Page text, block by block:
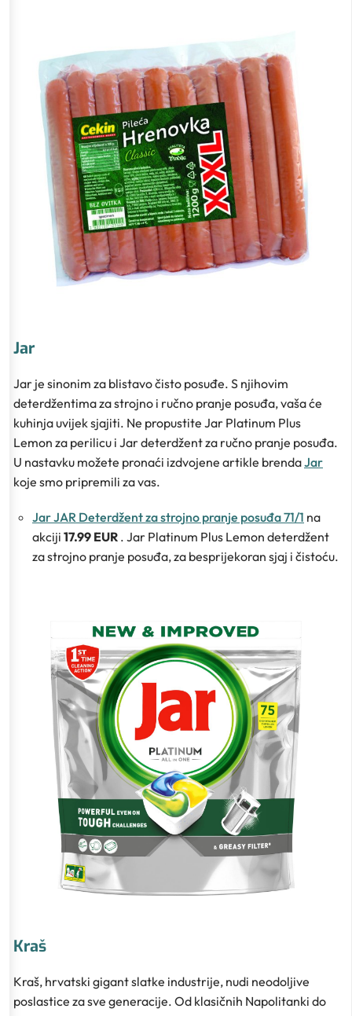
Jar
Jar je sinonim za blistavo čisto posuđe. S njihovim
deterdžentima za strojno i ručno pranje posuđa, vaša će
kuhinja uvijek sjajiti. Ne propustite Jar Platinum Plus
Lemon za perilicu i Jar deterdžent za ručno pranje posuđa.
U nastavku možete pronaći izdvojene artikle brendaJar
koje smo pripremili za vas.
Jar JAR Deterdžent za strojno pranje posuđa 71/1 na
akciji 17.99 EUR . Jar Platinum Plus Lemon deterdžent
za strojno pranje posuđa, za besprijekoran sjaj i čistoću.
Kraš
Kraš, hrvatski gigant slatke industrije, nudi neodoljive
poslastice za sve generacije. Od klasičnih Napolitanki do